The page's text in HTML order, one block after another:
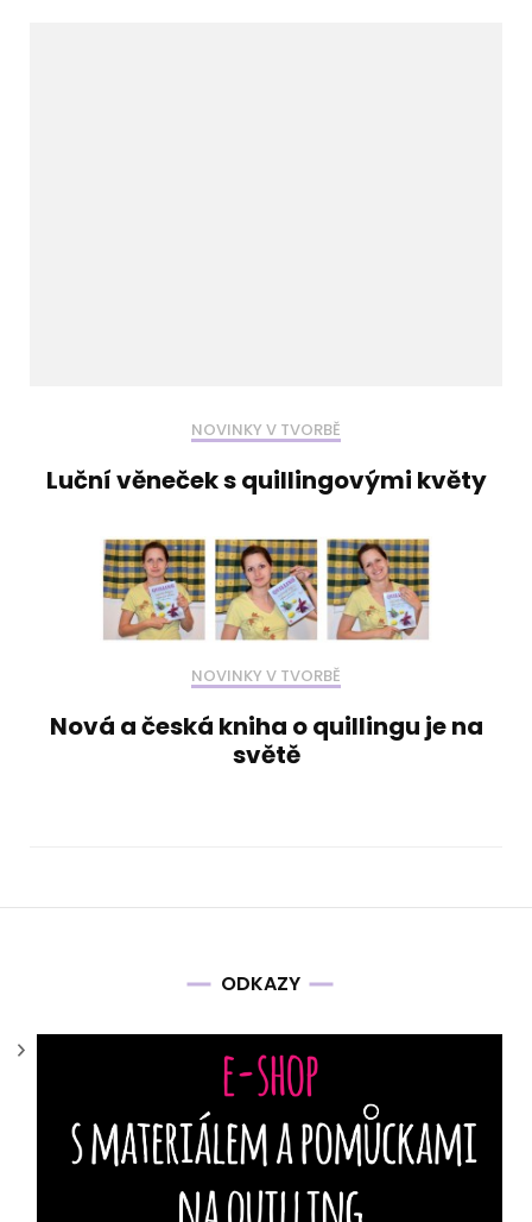
NOVINKY V TVORBĚ
Luční věneček s quillingovými květy
NOVINKY V TVORBĚ
Nová a česká kniha o quillingu je na
světě
ODKAZY